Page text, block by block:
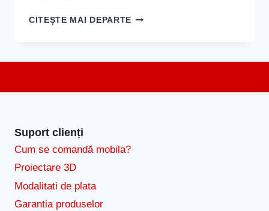
CITEȘTE MAI DEPARTEMOBILA
ALEGERI
Suport clienți
Cum se comandă mobila?
Proiectare 3D
Modalitati de plata
Garantia produselor